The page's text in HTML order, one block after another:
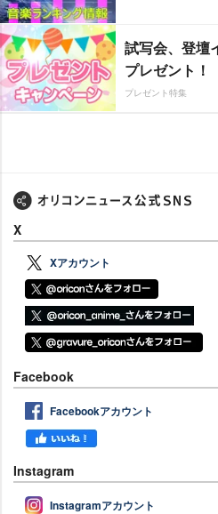
試写会、登壇
プレゼント！
プレゼント特集
X
Xアカウント
Facebook
Facebookアカウント
Instagram
Instagramアカウント